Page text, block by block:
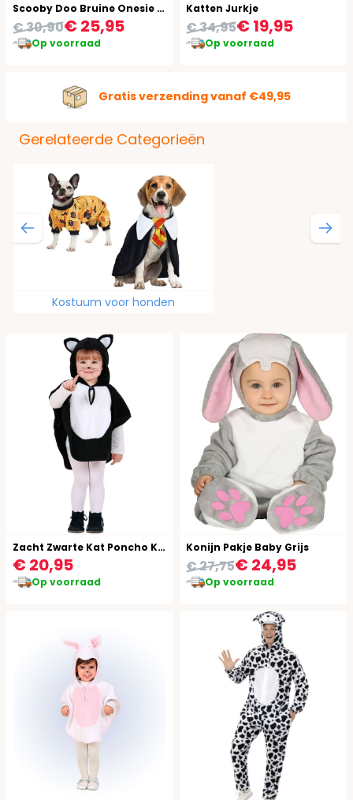
Scooby Doo Bruine Onesie Hond Volwassenen
€ 25,95
€ 30,90
Op voorraad
Katten Jurkje
€ 19,95
€ 34,95
Op voorraad
Gratis verzending vanaf €49,95
Gerelateerde Categorieën
Kostuum voor honden
Zacht Zwarte Kat Poncho Kind
€ 20,95
Op voorraad
Konijn Pakje Baby Grijs
€ 24,95
€ 27,75
Op voorraad